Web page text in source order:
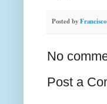
Posted by
No
Post a